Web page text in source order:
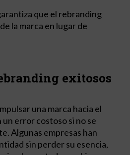
que el rebranding
la marca en lugar de
exitosos
una marca hacia el
error costoso si no se
Algunas empresas han
sin perder su esencia,